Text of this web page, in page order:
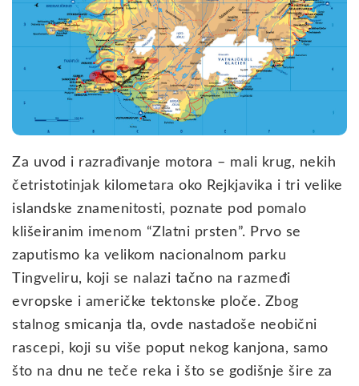
Za uvod i razrađivanje motora – mali krug, nekih
četristotinjak kilometara oko Rejkjavika i tri velike
islandske znamenitosti, poznate pod pomalo
klišeiranim imenom “Zlatni prsten”. Prvo se
zaputismo ka velikom nacionalnom parku
Tingveliru, koji se nalazi tačno na razmeđi
evropske i američke tektonske ploče. Zbog
stalnog smicanja tla, ovde nastadoše neobični
rascepi, koji su više poput nekog kanjona, samo
što na dnu ne teče reka i što se godišnje šire za